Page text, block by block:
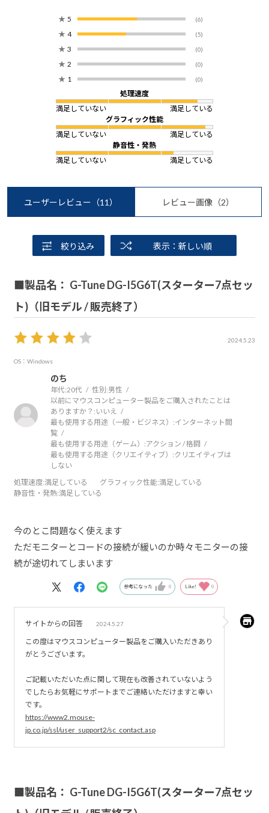
★ 5 (6)
★ 4 (5)
★ 3 (0)
★ 2 (0)
★ 1 (0)
処理速度
満足していない
満足している
グラフィック性能
満足していない
満足している
静音性・発熱
満足していない
満足している
ユーザーレビュー （11） レビュー画像 （2）
絞り込み 表示：新しい順
■製品名： G-Tune DG-I5G6T(スターター7点セッ
ト)（旧モデル / 販売終了）
2024.5.23
OS：Windows
のち
年代:20代 性別:男性
以前にマウスコンピューター製品をご購入されたことは
ありますか？: いいえ
最も使用する用途（一般・ビジネス）:インターネット閲
覧
最も使用する用途（ゲーム）:アクション / 格闘
最も使用する用途（クリエイティブ）:クリエイティブは
しない
処理速度:満足している グラフィック性能:満足している
静音性・発熱:満足している
今のとこ問題なく使えます
ただモニターとコードの接続が緩いのか時々モニターの接
続が途切れてしまいます
参考になった 0 Like! 0
サイトからの回答 2024.5.27
この度はマウスコンピューター製品をご購入いただきあり
がとうございます。
ご記載いただいた点に関して現在も改善されていないよう
でしたらお気軽にサポートまでご連絡いただけますと幸い
です。
https://www2.mouse-
jp.co.jp/ssl/user_support2/sc_contact.asp
■製品名： G-Tune DG-I5G6T(スターター7点セッ